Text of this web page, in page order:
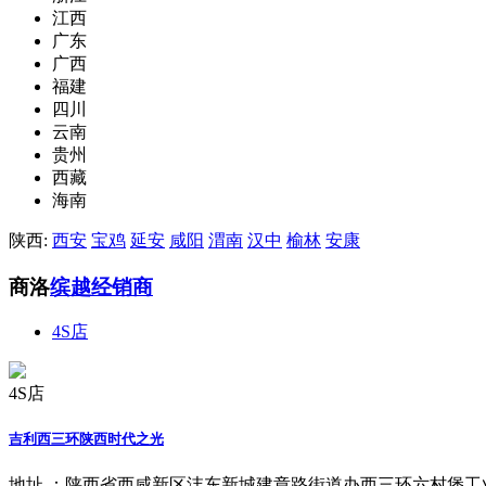
江西
广东
广西
福建
四川
云南
贵州
西藏
海南
陕西: 西安 宝鸡 延安 咸阳 渭南 汉中 榆林 安康
商洛缤越经销商
4S店
4S店
吉利西三环陕西时代之光